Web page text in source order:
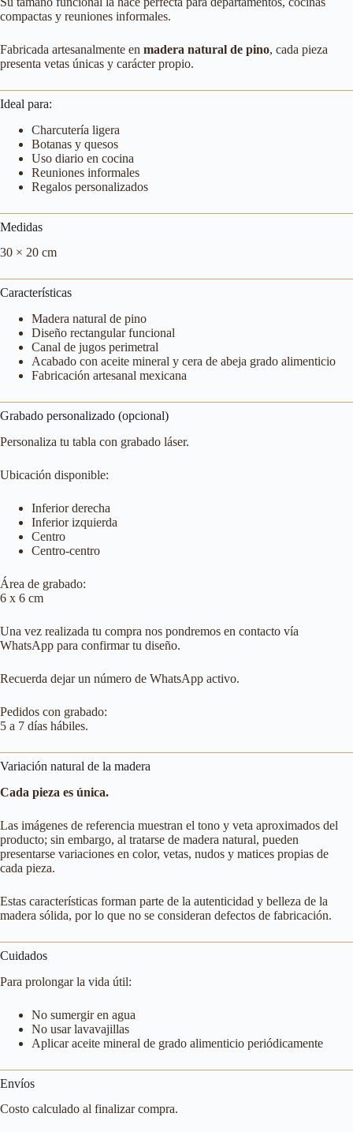
compactas y reuniones informales.
Fabricada artesanalmente en madera natural de pino, cada pieza
presenta vetas únicas y carácter propio.
Ideal para:
Charcutería ligera
Botanas y quesos
Uso diario en cocina
Reuniones informales
Regalos personalizados
Medidas
30 × 20 cm
Características
Madera natural de pino
Diseño rectangular funcional
Canal de jugos perimetral
Acabado con aceite mineral y cera de abeja grado alimenticio
Fabricación artesanal mexicana
Grabado personalizado (opcional)
Personaliza tu tabla con grabado láser.
Ubicación disponible:
Inferior derecha
Inferior izquierda
Centro
Centro-centro
Área de grabado:
6 x 6 cm
Una vez realizada tu compra nos pondremos en contacto vía
WhatsApp para confirmar tu diseño.
Recuerda dejar un número de WhatsApp activo.
Pedidos con grabado:
5 a 7 días hábiles.
Variación natural de la madera
Cada pieza es única.
Las imágenes de referencia muestran el tono y veta aproximados del
producto; sin embargo, al tratarse de madera natural, pueden
presentarse variaciones en color, vetas, nudos y matices propias de
cada pieza.
Estas características forman parte de la autenticidad y belleza de la
madera sólida, por lo que no se consideran defectos de fabricación.
Cuidados
Para prolongar la vida útil:
No sumergir en agua
No usar lavavajillas
Aplicar aceite mineral de grado alimenticio periódicamente
Envíos
Costo calculado al finalizar compra.